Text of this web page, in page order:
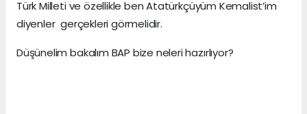
Türk Milleti ve özellikle ben Atatürkçüyüm Kemalist’im
diyenler gerçekleri görmelidir.
Düşünelim bakalım BAP bize neleri hazırlıyor?